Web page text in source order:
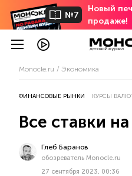
№7
Новый
продаже!
Monocle.ru Экономика
ФИНАНСОВЫЕ РЫНКИ КУРСЫ
Все ставки
Глеб Баранов
обозреватель Monocle.ru
27 сентября 2023, 00:36